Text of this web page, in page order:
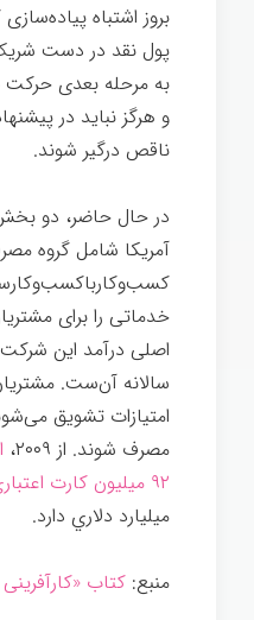
بروز اشتباه
پول نقد در دست
به مرحله بعدی
و هرگز نبايد در
ناقص درگیر شوند.
در حال حاضر، دو
آمریکا شامل گروه
خدماتی را برای
اصلی درآمد این
سالانه آن‌ست.
امتیازات تشویق
مصرف شوند. از ۲۰۰۹،
۹۲ میلیون کارت اعتباري
میلیارد دلاري دارد.
منبع: کتاب